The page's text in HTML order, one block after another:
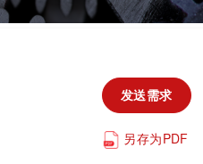
电子电器
发送需求
另存为PDF